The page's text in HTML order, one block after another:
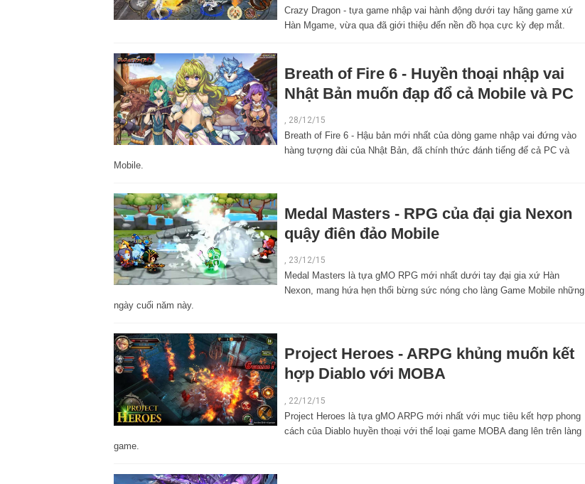
Crazy Dragon - tựa game nhập vai hành động dưới tay hãng game xứ
Hàn Mgame, vừa qua đã giới thiệu đến nền đồ họa cực kỳ đẹp mắt.
Breath of Fire 6 - Huyền thoại nhập vai
Nhật Bản muốn đạp đổ cả Mobile và PC
, 28/12/15
Breath of Fire 6 - Hậu bản mới nhất của dòng game nhập vai đứng vào
hàng tượng đài của Nhật Bản, đã chính thức đánh tiếng đế cả PC và
Mobile.
Medal Masters - RPG của đại gia Nexon
quậy điên đảo Mobile
, 23/12/15
Medal Masters là tựa gMO RPG mới nhất dưới tay đại gia xứ Hàn
Nexon, mang hứa hẹn thổi bừng sức nóng cho làng Game Mobile những
ngày cuối năm này.
Project Heroes - ARPG khủng muốn kết
hợp Diablo với MOBA
22/12/15
Project Heroes là tựa gMO ARPG mới nhất với mục tiêu kết hợp phong
cách của Diablo huyền thoại với thể loại game MOBA đang lên trên làng
game.